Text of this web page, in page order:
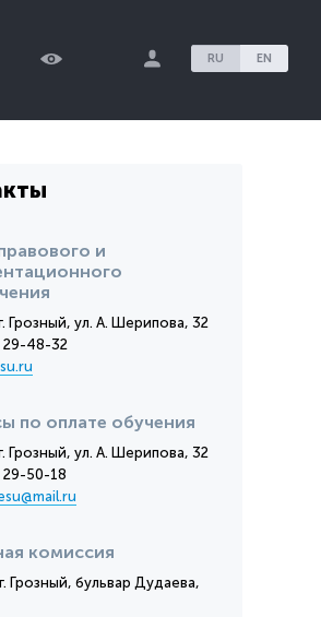
RU EN
и
Грозный, ул. А. Шерипова, 32
29-48-32
по оплате обучения
Грозный, ул. А. Шерипова, 32
29-50-18
комиссия
Грозный, бульвар Дудаева,